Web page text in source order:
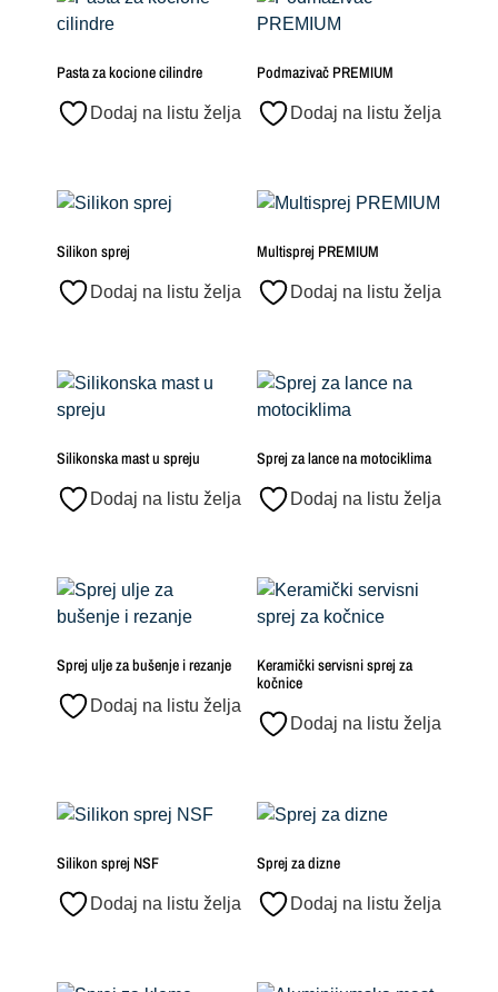
Pasta za kocione cilindre
Dodaj na listu želja
Podmazivač PREMIUM
Dodaj na listu želja
Silikon sprej
Dodaj na listu želja
Multisprej PREMIUM
Dodaj na listu želja
Silikonska mast u spreju
Dodaj na listu želja
Sprej za lance na motociklima
Dodaj na listu želja
Sprej ulje za bušenje i rezanje
Dodaj na listu želja
Keramički servisni sprej za
kočnice
Dodaj na listu želja
Silikon sprej NSF
Dodaj na listu želja
Sprej za dizne
Dodaj na listu želja